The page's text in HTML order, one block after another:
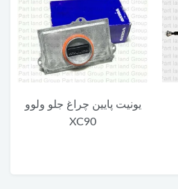
یونیت پایین چراغ جلو ولوو
XC90